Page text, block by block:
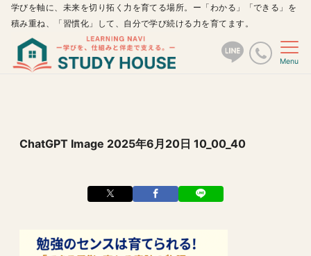
学びを軸に、未来を切り拓く力を育てる場所。ー「わかる」「できる」を
積み重ね、「習慣化」して、自分で学び続ける力を育てます。
Menu
ChatGPT Image 2025年6月20日 10_00_40